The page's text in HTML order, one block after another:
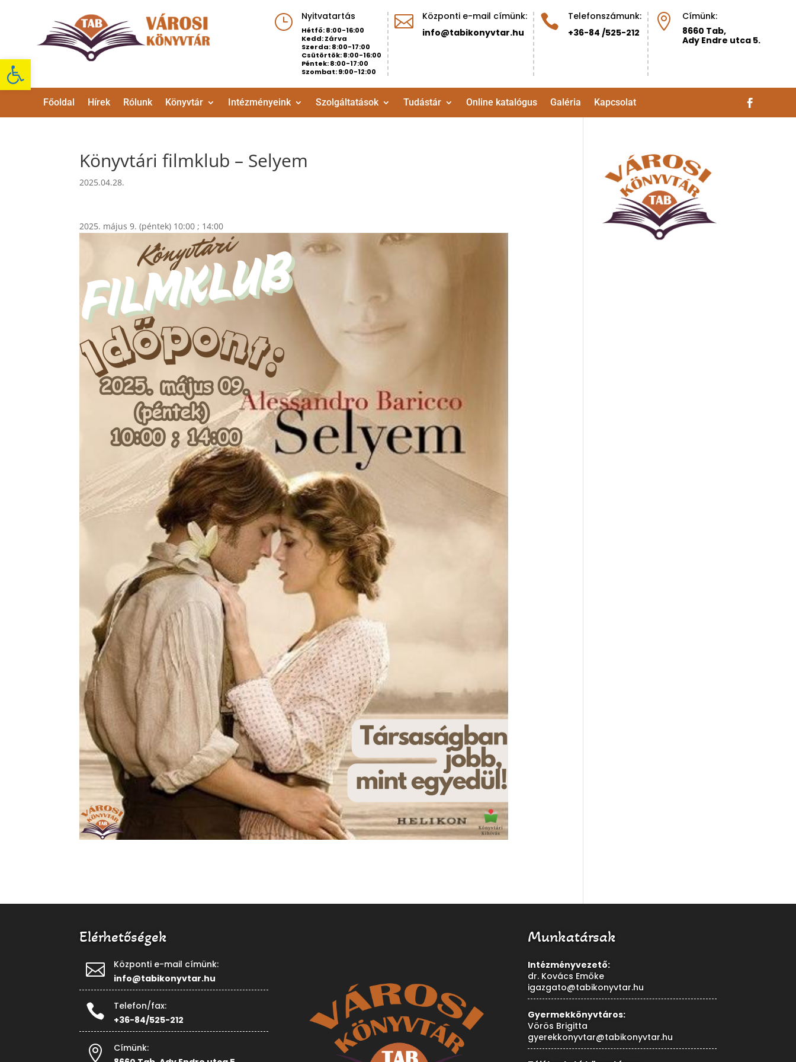
Eszköztár megnyitása
} Nyitvatartás
Hétfő: 8:00-16:00
Kedd: Zárva
Szerda: 8:00-17:00
Csütörtök: 8:00-16:00
Péntek: 8:00-17:00
Szombat: 9:00-12:00

Központi e-mail címünk:
info@tabikonyvtar.hu

Telefonszámunk:
+36-84 /525-212

Címünk:
8660 Tab,
Ady Endre utca 5.
Főoldal Hírek Rólunk Könyvtár Intézményeink Szolgáltatások Tudástár Online katalógus Galéria Kapcsolat
Könyvtári filmklub – Selyem
2025.04.28.
2025. május 9. (péntek) 10:00 ; 14:00
Elérhetőségek

Központi e-mail címünk:
info@tabikonyvtar.hu

Telefon/fax:
+36-84/525-212

Címünk:
Munkatársak
Intézményvezető:
dr. Kovács Emőke
igazgato@tabikonyvtar.hu
Gyermekkönyvtáros:
Vörös Brigitta
gyerekkonyvtar@tabikonyvtar.hu